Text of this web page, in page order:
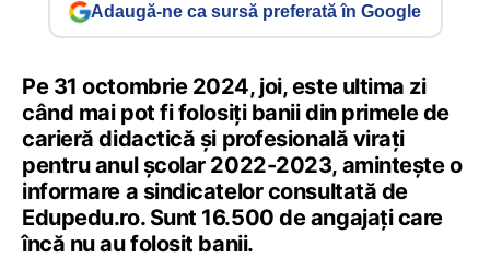
Adaugă-ne ca sursă preferată în Google
Pe 31 octombrie 2024, joi, este ultima zi
când mai pot fi folosiți banii din primele de
carieră didactică și profesională virați
pentru anul școlar 2022-2023, amintește o
informare a sindicatelor consultată de
Edupedu.ro. Sunt 16.500 de angajați care
încă nu au folosit banii.